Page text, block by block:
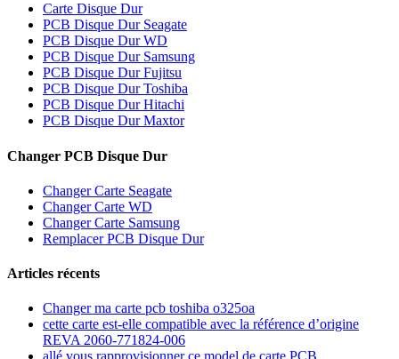
Carte Disque Dur
PCB Disque Dur Seagate
PCB Disque Dur WD
PCB Disque Dur Samsung
PCB Disque Dur Fujitsu
PCB Disque Dur Toshiba
PCB Disque Dur Hitachi
PCB Disque Dur Maxtor
Changer PCB Disque Dur
Changer Carte Seagate
Changer Carte WD
Changer Carte Samsung
Remplacer PCB Disque Dur
Articles récents
Changer ma carte pcb toshiba o325oa
cette carte est-elle compatible avec la référence d’origine
REVA 2060-771824-006